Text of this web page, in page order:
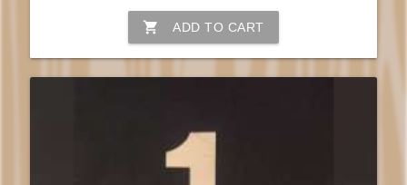
shopping_cart ADD TO CART